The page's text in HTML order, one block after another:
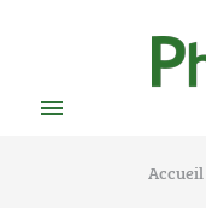

Accueil